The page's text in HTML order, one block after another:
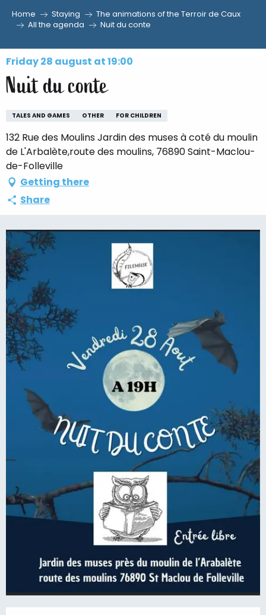
Aller
contenu
principal
Home Staying
The animations of the Terroir de Caux
All the agenda
Nuit du conte
Friday 28 august at 19:00
Nuit du conte
TALES AND GAMES OTHER FOR CHILDREN
132 Rue des Moulins Jardin des muses à coté du moulin
de L'Arbalète,route des moulins, 76890 Saint-Maclou-
de-Folleville
Getting there
Share